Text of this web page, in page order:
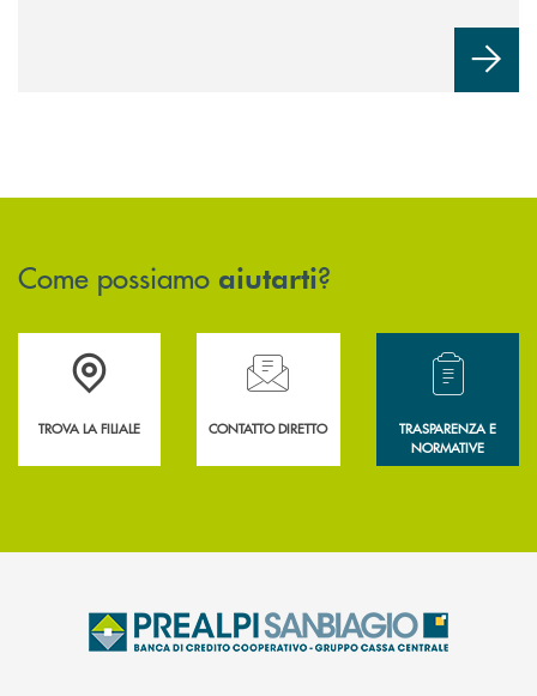
Come possiamo aiutarti?
Accedi all' elenco completo delle filiali .
TROVA LA FILIALE
Hai bisogno di assistenza immediata?
CONTATTO DIRETTO
Hai bisogno di
TRASPARENZA E
NORMATIVE